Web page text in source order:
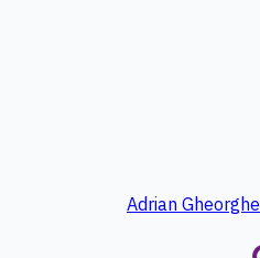
Adrian Gheorghe